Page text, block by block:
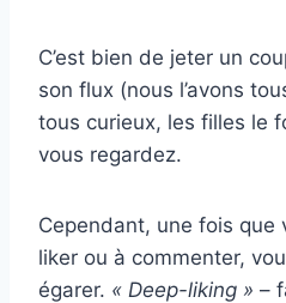
C’est bien de jeter un
son flux (nous l’avons
tous curieux, les filles le
vous regardez.
Cependant, une fois que
liker ou à commenter,
égarer. « Deep-liking » –